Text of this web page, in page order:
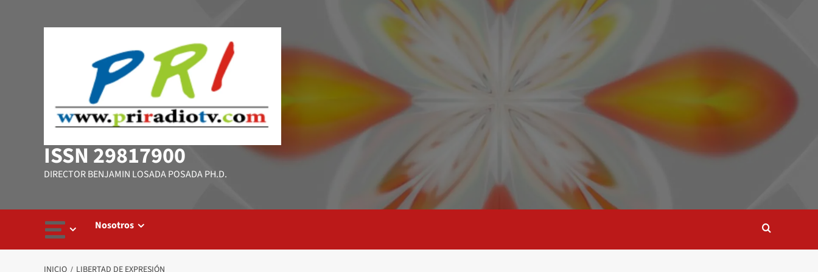
ISSN 29817900
DIRECTOR BENJAMIN LOSADA POSADA PH.D.
Nosotros
INICIO LIBERTAD DE EXPRESIÓN